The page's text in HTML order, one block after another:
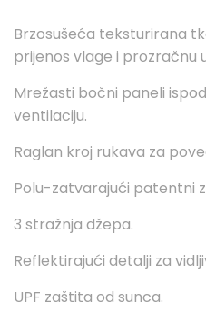
Brzosušeća teksturirana
prijenos vlage i prozračnu
Mrežasti bočni paneli
ventilaciju.
Raglan kroj rukava za
Polu-zatvarajući patentni
3 stražnja džepa.
Reflektirajući detalji za
UPF zaštita od sunca.